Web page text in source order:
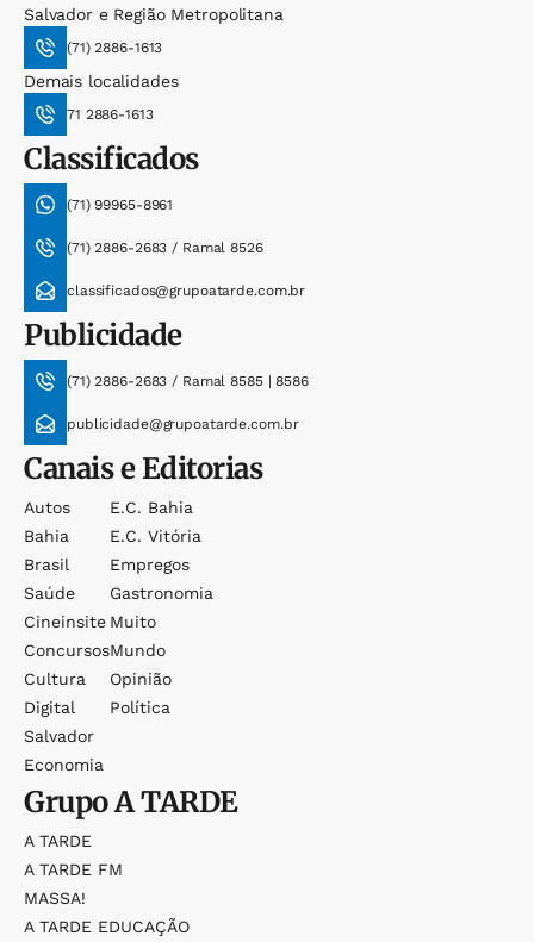
Salvador e Região Metropolitana
(71) 2886-1613
Demais localidades
71 2886-1613
Classificados
(71) 99965-8961
(71) 2886-2683 / Ramal 8526
classificados@grupoatarde.com.br
Publicidade
(71) 2886-2683 / Ramal 8585 | 8586
publicidade@grupoatarde.com.br
Canais e Editorias
Autos
Bahia
Brasil
Saúde
Cineinsite
Concursos
Cultura
Digital
Salvador
Economia
E.c. Bahia
E.c. Vitória
Empregos
Gastronomia
Muito
Mundo
Opinião
Política
GrupoA TARDE
A TARDE
A TARDE FM
MASSA!
A TARDE EDUCAÇÃO